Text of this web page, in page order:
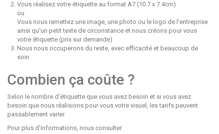
Vous réalisez votre étiquette au format A7 (10.7 x 7.4cm)
ou
Vous nous remettez une image, une photo ou le logo de l'entreprise
ainsi qu'un petit texte de circonstance et nous créons pour vous
votre étiquette (prix sur demande)
Nous nous occuperons du reste, avec efficacité et beaucoup de
soin.
Combien ça coûte ?
Selon le nombre d'étiquette que vous avez besoin et si vous avez
besoin que nous réalisions pour vous votre visuel, les tarifs peuvent
passablement varier.
Pour plus d'informations, nous consulter.